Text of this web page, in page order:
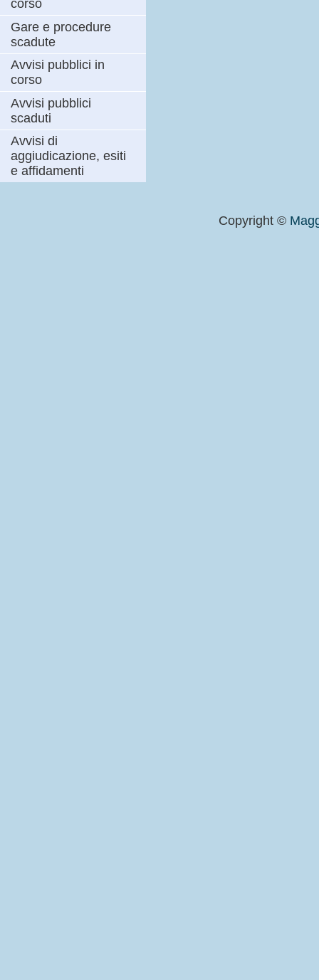
corso
Gare e procedure
scadute
Avvisi pubblici in
corso
Avvisi pubblici
scaduti
Avvisi di
aggiudicazione, esiti
e affidamenti
Copyright ©